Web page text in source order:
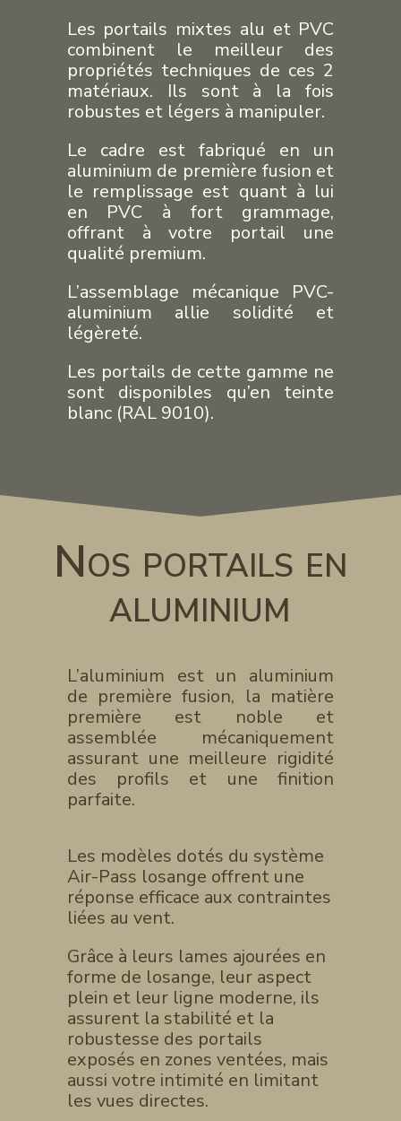
Les portails mixtes alu et PVC
combinent le meilleur des
propriétés techniques de ces 2
matériaux. Ils sont à la fois
robustes et légers à manipuler.
Le cadre est fabriqué en un
aluminium de première fusion et
le remplissage est quant à lui
en PVC à fort grammage,
offrant à votre portail une
qualité premium.
L’assemblage mécanique PVC-
aluminium allie solidité et
légèreté.
Les portails de cette gamme ne
sont disponibles qu’en teinte
blanc (RAL 9010).
Nos portails en
aluminium
L’aluminium est un aluminium
de première fusion, la matière
première est noble et
assemblée mécaniquement
assurant une meilleure rigidité
des profils et une finition
parfaite.
Les modèles dotés du système
Air-Pass losange offrent une
réponse efficace aux contraintes
liées au vent.
Grâce à leurs lames ajourées en
forme de losange, leur aspect
plein et leur ligne moderne, ils
assurent la stabilité et la
robustesse des portails
exposés en zones ventées, mais
aussi votre intimité en limitant
les vues directes.